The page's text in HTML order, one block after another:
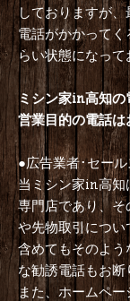
しておりますが
電話がかかって
らい状態になって
ミシン家in高知
営業目的の電話
●広告業者･セー
当ミシン家in高知
専門店であり、
や先物取引につ
含めてもそのよ
な勧誘電話もお断
また、ホームペ